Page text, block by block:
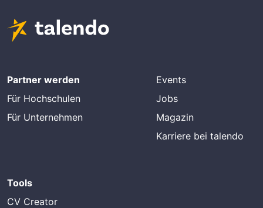
Partner werden
Für Hochschulen
Für Unternehmen
Events
Jobs
Magazin
Karriere bei talendo
Tools
CV Creator